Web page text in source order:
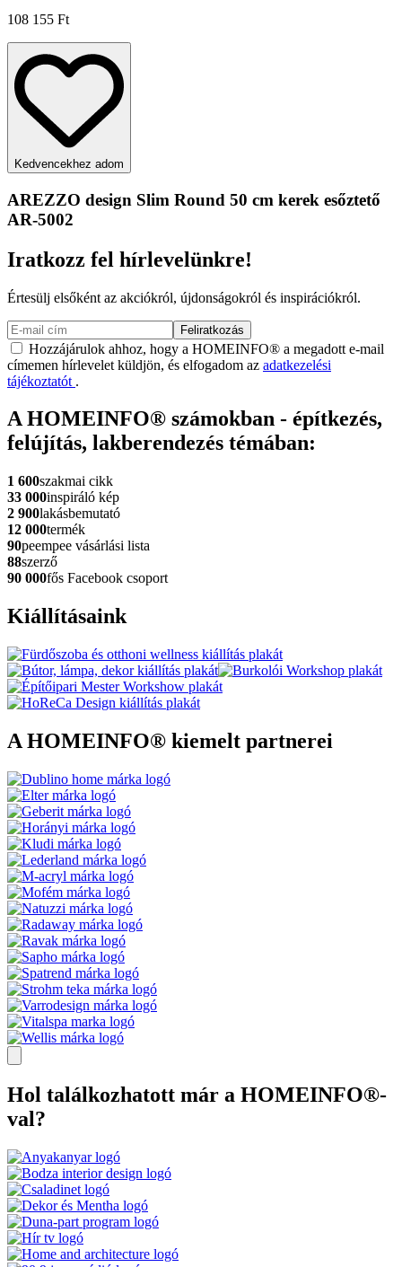
108 155 Ft
Kedvencekhez adom
AREZZO design Slim Round 50 cm kerek esőztető
AR-5002
Iratkozz fel hírlevelünkre!
Értesülj elsőként az akciókról, újdonságokról és inspirációkról.
Feliratkozás
Hozzájárulok ahhoz, hogy a HOMEINFO® a megadott e-mail
címemen hírlevelet küldjön, és elfogadom az adatkezelési
tájékoztatót .
A HOMEINFO® számokban - építkezés,
felújítás, lakberendezés témában:
1 600szakmai cikk
33 000inspiráló kép
2 900lakásbemutató
12 000termék
90peempee vásárlási lista
88szerző
90 000fős Facebook csoport
Kiállításaink
A HOMEINFO® kiemelt partnerei
Hol találkozhatott már a HOMEINFO®-
val?